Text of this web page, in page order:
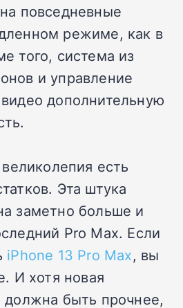
повседневные
режиме, как в
того, система из
и управление
дополнительную
есть
Эта штука
заметно больше и
Pro Max. Если
iPhone 13 Pro Max, вы
И хотя новая
должна быть прочнее,